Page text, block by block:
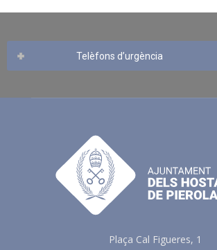
Telèfons d’urgència
Plaça Cal Figueres, 1